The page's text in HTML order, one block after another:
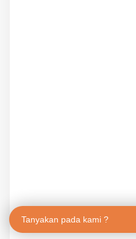
Tanyakan pada kami ?